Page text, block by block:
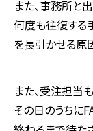
また、事務所と
何度も往復する
を長引かせる原
また、受注担当
その日のうちに